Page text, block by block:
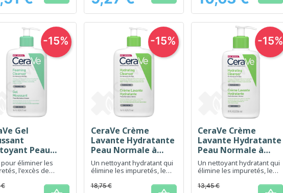
Aperçu rapide
Gel
Peau
à Grasse -
éliminer les
l'excès de
sensibles
€
-15%
Aperçu rapide
CeraVe Crème
Lavante Hydratante
Peau Normale à
Sèche - 473 ml
Un nettoyant hydratant qui
élimine les impuretés, le
saletés du visage et du
18,75 €
-15%
Aperçu rapide
CeraVe Crème
Lavante Hydratante
Peau Normale à
Sèche - 236 ml
Un nettoyant hydratant qui
élimine les impuretés, le
saletés du visage et du
13,45 €
-15%